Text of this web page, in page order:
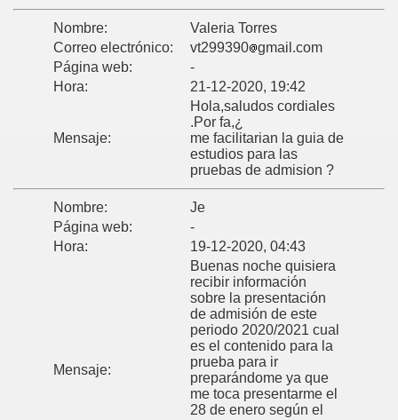
Nombre:
Valeria Torres
Correo electrónico:
vt299390 gmail.com
Página web:
-
Hora:
21-12-2020, 19:42
Mensaje:
Hola,saludos cordiales
.Por fa,¿
me facilitarian la guia de
estudios para las
pruebas de admision ?
Nombre:
Je
Página web:
-
Hora:
19-12-2020, 04:43
Mensaje:
Buenas noche quisiera
recibir información
sobre la presentación
de admisión de este
periodo 2020/2021 cual
es el contenido para la
prueba para ir
preparándome ya que
me toca presentarme el
28 de enero según el